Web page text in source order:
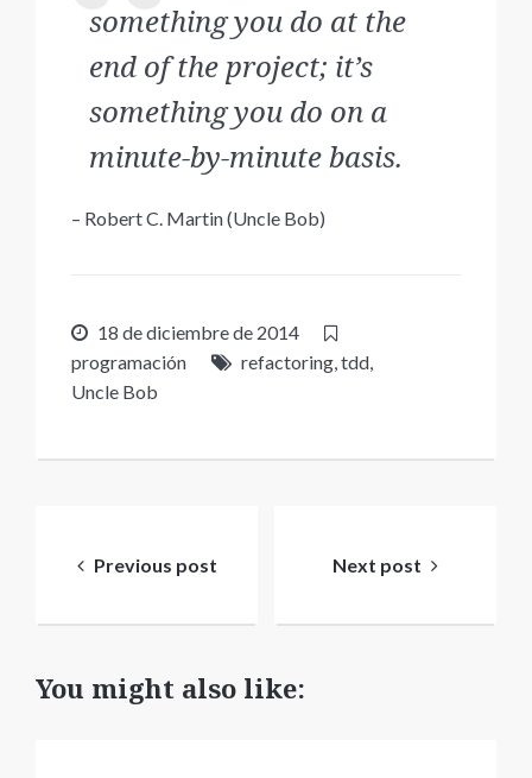
something you do at the
end of the project; it’s
something you do on a
minute-by-minute basis.
– Robert C. Martin (Uncle Bob)
18 de diciembre de 2014
programación
refactoring,tdd,
Uncle Bob
entradas
Previous post Next post
You might also like: